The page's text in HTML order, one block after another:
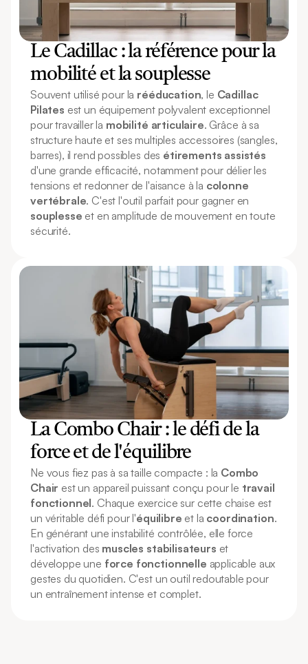
Le Cadillac : la référence pour la
mobilité et la souplesse
Souvent utilisé pour la rééducation, le Cadillac
Pilates est un équipement polyvalent exceptionnel
pour travailler la mobilité articulaire. Grâce à sa
structure haute et ses multiples accessoires (sangles,
barres), il rend possibles des étirements assistés
d'une grande efficacité, notamment pour délier les
tensions et redonner de l'aisance à la colonne
vertébrale
souplesse et en amplitude de mouvement en toute
sécurité.
La Combo Chair : le défi de la
force et de l'équilibre
Ne vous fiez pas à sa taille compacte : la Combo
Chair est un appareil puissant conçu pour le travail
fonctionnel. Chaque exercice sur cette chaise est
un véritable défi pour l'équilibre et la coordination.
En générant une instabilité contrôlée, elle force
l'activation des muscles stabilisateurs et
développe une force fonctionnelle applicable aux
gestes du quotidien. C'est un outil redoutable pour
un entraînement intense et complet.